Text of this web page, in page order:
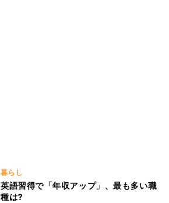
暮らし
英語習得で「年収アップ」、最も多い職
種は?